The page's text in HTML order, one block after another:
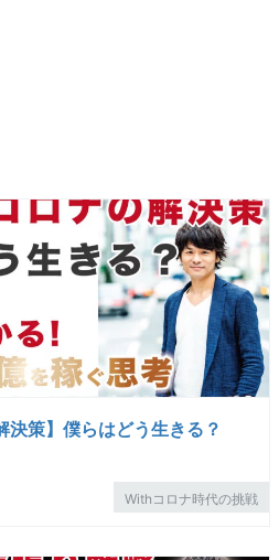
決策】僕らはどう生きる？
Withコロナ時代の挑戦